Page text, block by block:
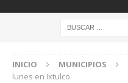
INICIO MUNICIPIOS
lunes en Ixtulco